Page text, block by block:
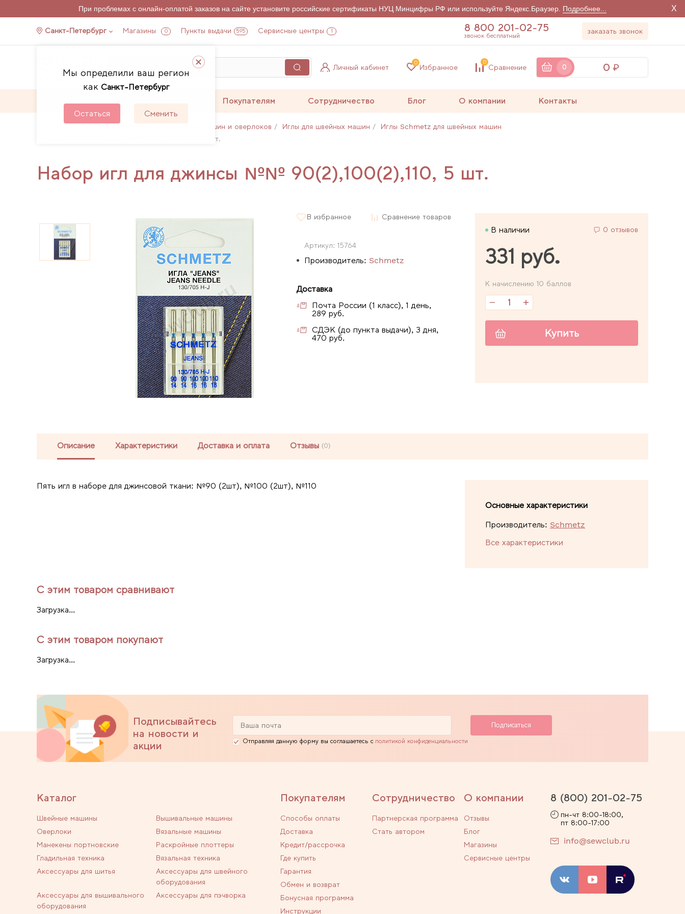
При проблемах с онлайн-оплатой заказов на сайте установите российские сертификаты НУЦ Минцифры РФ или используйте Яндекс.Браузер. Подробнее... X
Санкт-Петербург Магазины 0 Пункты выдачи 595 Сервисные центры 1
Мы определили ваш регион
как Санкт-Петербург
Остаться Сменить
8 800 201-02-75
звонок бесплатный
заказать звонок
Личный кабинет Избранное
0
Сравнение
0
0 0
Покупателям Сотрудничество Блог О компании Контакты
Каталог Аксессуары для швейных машин и оверлоков Иглы для швейных машин
Иглы Schmetz для швейных машин
Набор игл для джинсы №№ 90(2),100(2),110, 5 шт.
Набор игл для джинсы №№ 90(2),100(2),110, 5 шт.
В избранное Сравнение товаров
Артикул: 15764
Производитель: Schmetz
Доставка
Почта России (1 класс), 1 день,
289 руб.
СДЭК (до пункта выдачи), 3 дня,
470 руб.
В наличии 0 отзывов
331 руб.
К начислению 10 баллов
Купить
Описание Характеристики Доставка и оплата Отзывы (0)
Пять игл в наборе для джинсовой ткани: №90 (2шт), №100 (2шт), №110
Основные характеристики
Производитель: Schmetz
Все характеристики
С этим товаром сравнивают
Загрузка...
С этим товаром покупают
Загрузка...
Подписывайтесь
на новости и
акции
Отправляя данную форму вы соглашаетесь с политикой конфиденциальности
Каталог
Швейные машины
Вышивальные машины
Оверлоки
Вязальные машины
Манекены портновские
Раскройные плоттеры
Гладильная техника
Вязальная техника
Аксессуары для шитья
Аксессуары для швейного
оборудования
Аксессуары для вышивального
оборудования
Аксессуары для пэчворка
Покупателям
Способы оплаты
Доставка
Кредит/рассрочка
Где купить
Гарантия
Обмен и возврат
Бонусная программа
Инструкции
Сотрудничество
Партнерская программа
Стать автором
О компании
Отзывы
Блог
Магазины
Сервисные центры
8 (800) 201-02-75
пн-чт 8:00-18:00,
пт 8:00-17:00
info@sewclub.ru